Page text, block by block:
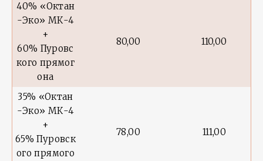
40% «Октан
-Эко» МК-4
+
60% Пуровс
кого прямог
она
80,00 110,00
35% «Октан
-Эко» МК-4
+
65% Пуровск
ого прямого
78,00 111,00